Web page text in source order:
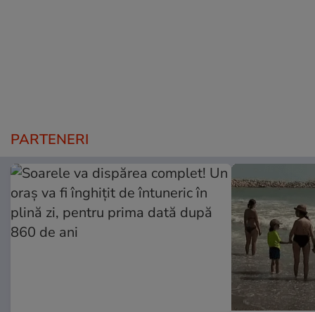
PARTENERI